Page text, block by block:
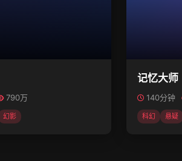
790万
幻影
记忆大师
140分钟
科幻 悬疑